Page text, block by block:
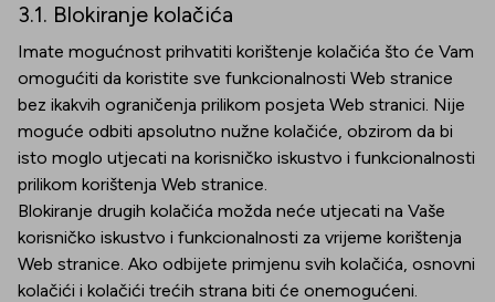
3.1. Blokiranje kolačića
Imate mogućnost prihvatiti korištenje kolačića što će Vam
omogućiti da koristite sve funkcionalnosti Web stranice
bez ikakvih ograničenja prilikom posjeta Web stranici. Nije
moguće odbiti apsolutno nužne kolačiće, obzirom da bi
isto moglo utjecati na korisničko iskustvo i funkcionalnosti
prilikom korištenja Web stranice.
Blokiranje drugih kolačića možda neće utjecati na Vaše
korisničko iskustvo i funkcionalnosti za vrijeme korištenja
Web stranice. Ako odbijete primjenu svih kolačića, osnovni
kolačići i kolačići trećih strana biti će onemogućeni.